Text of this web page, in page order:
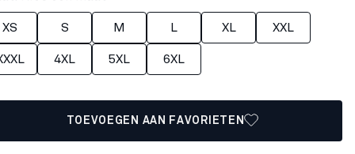
XS S M L XL XXL
4XL 5XL 6XL
TOEVOEGEN AAN FAVORIETEN